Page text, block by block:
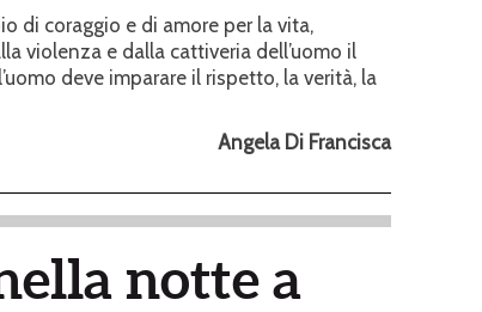
di coraggio e di amore per la vita,
violenza e dalla cattiveria dell’uomo il
deve imparare il rispetto, la verità, la
Angela Di Francisca
notte a